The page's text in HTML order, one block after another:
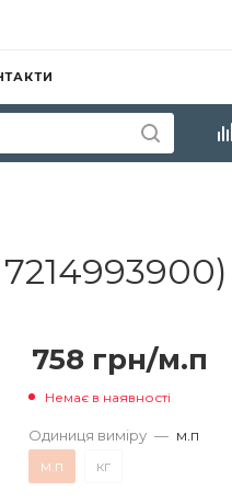
758 грн/м.п
Немає в наявності
Одиниця виміру — м.п
м.п
кг